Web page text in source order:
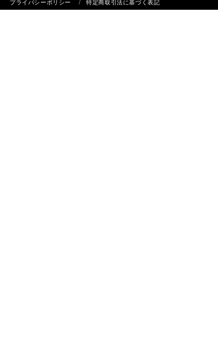
プライバシーポリシー 特定商取引法に基づく表記